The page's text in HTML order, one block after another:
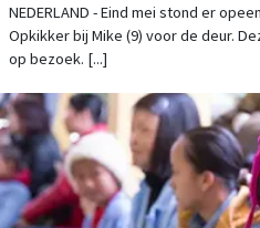
NEDERLAND - Eind mei stond er
Opkikker bij Mike (9) voor de deur.
op bezoek. [...]